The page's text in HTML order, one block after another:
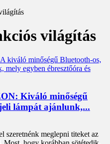
világítás
Kiváló minőségű
lámpát ajánlunk,...
szeretnénk meglepni titeket az